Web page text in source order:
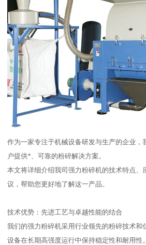
作为一家专注于机械设备研发与生产的企业，
户提供*、可靠的粉碎解决方案。
本文将详细介绍我司强力粉碎机的技术特点、
议，帮助您更好地了解这一产品。
技术优势：先进工艺与卓越性能的结合
我们的强力粉碎机采用行业领先的粉碎技术和
设备在长期高强度运行中保持稳定性和耐用性。